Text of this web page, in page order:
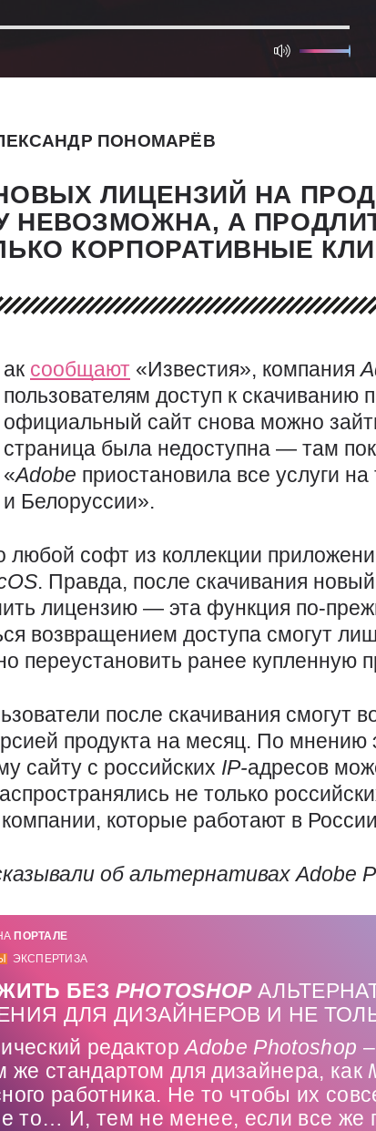
ПОНОМАРЁВ
ЛИЦЕНЗИЙ НА
НЕВОЗМОЖНА, А
КОРПОРАТИВНЫЕ
ак сообщают «Известия», компания
пользователям доступ к
официальный сайт снова можно
страница была недоступна — там
«Adobe приостановила все услуги
и Белоруссии».
любой софт из коллекции
. Правда, после скачивания
лицензию — эта функция по-
возвращением доступа смогут
переустановить ранее купленную
после скачивания смогут
продукта на месяц. По мнению
сайту с российских IP-адресов
не только
которые работают в
об альтернативахAdobe
ПОРТАЛЕ
ЭКСПЕРТИЗА
БЕЗ PHOTOSHOP
ДЛЯ ДИЗАЙНЕРОВ И НЕ
редакторAdobe Photoshop
же стандартом для дизайнера, как
работника. Не то чтобы их
то… И, тем не менее, если все же